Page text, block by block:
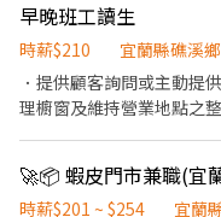
✔ 週排 3–5 天 💰 薪資 時薪 $198～238 ✨ 福利 ✔ 油資、維修補貼 ✔
固定早／晚班（免輪班） ✔ 完整教育訓練
鎮/礁溪鄉/三星鄉/蘇澳鎮/宜蘭市/五結鄉 宜
樓 宜蘭縣頭城鎮纘祥路80號1樓 宜蘭縣羅東鎮培英路
縣礁溪鄉中山路一段116號
蘭縣三星鄉三星路五段101號1樓 宜蘭縣蘇澳鎮忠孝
蘭縣宜蘭市文昌路30號1
縣宜蘭市校舍一路79號1樓 宜
早晚班工讀生
時薪$210
宜蘭縣礁溪鄉
．提供顧客詢問或主動提
理櫥窗及維持營業地點之
束營業前，統計銷售情形
時薪$201 ~ $254
宜蘭